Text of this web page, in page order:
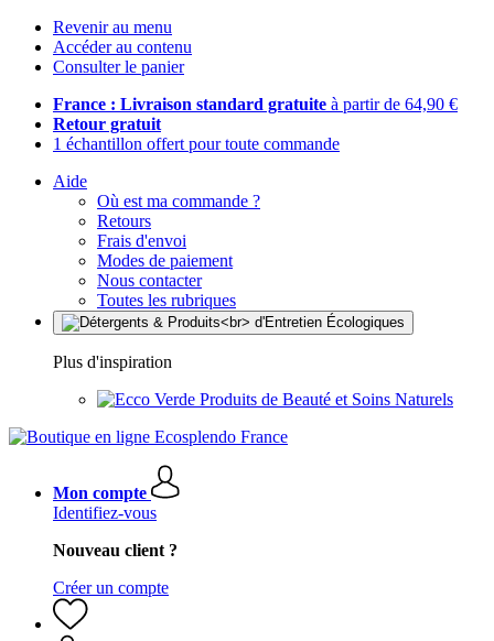
Revenir au menu
Accéder au contenu
Consulter le panier
France : Livraison standard gratuite à partir de 64,90 €
Retour gratuit
1 échantillon offert pour toute commande
Aide
Où est ma commande ?
Retours
Frais d'envoi
Modes de paiement
Nous contacter
Toutes les rubriques
Plus d'inspiration
Produits de Beauté et Soins Naturels
Mon compte
Identifiez-vous
Nouveau client ?
Créer un compte